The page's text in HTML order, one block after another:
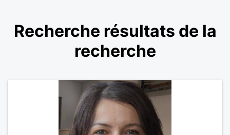
Recherche résultats de la
recherche